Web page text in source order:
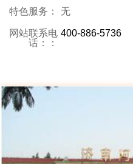
特色服务： 无
网站联系电
话：：
400-886-5736